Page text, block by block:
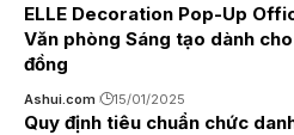
ELLE Decoration Pop-Up
Văn phòng Sáng tạo dành
đồng
Ashui.com 15/01/2025
Quy định tiêu chuẩn chức